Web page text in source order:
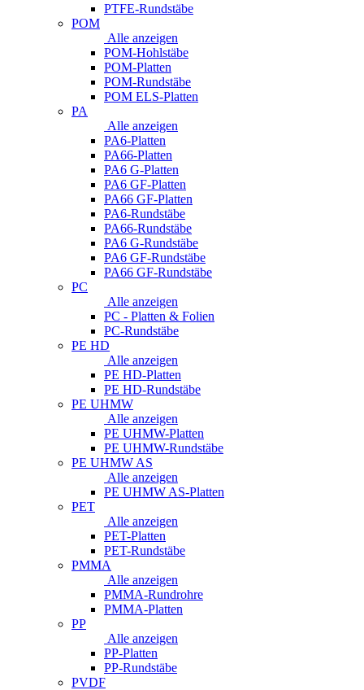
PTFE-Rundstäbe
POM
Alle anzeigen
POM-Hohlstäbe
POM-Platten
POM-Rundstäbe
POM ELS-Platten
PA
Alle anzeigen
PA6-Platten
PA66-Platten
PA6 G-Platten
PA6 GF-Platten
PA66 GF-Platten
PA6-Rundstäbe
PA66-Rundstäbe
PA6 G-Rundstäbe
PA6 GF-Rundstäbe
PA66 GF-Rundstäbe
PC
Alle anzeigen
PC - Platten & Folien
PC-Rundstäbe
PE HD
Alle anzeigen
PE HD-Platten
PE HD-Rundstäbe
PE UHMW
Alle anzeigen
PE UHMW-Platten
PE UHMW-Rundstäbe
PE UHMW AS
Alle anzeigen
PE UHMW AS-Platten
PET
Alle anzeigen
PET-Platten
PET-Rundstäbe
PMMA
Alle anzeigen
PMMA-Rundrohre
PMMA-Platten
PP
Alle anzeigen
PP-Platten
PP-Rundstäbe
PVDF